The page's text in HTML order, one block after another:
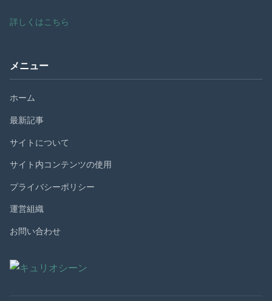
詳しくはこちら
メニュー
ホーム
最新記事
サイトについて
サイト内コンテンツの使用
プライバシーポリシー
運営組織
お問い合わせ